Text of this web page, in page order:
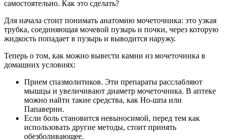
самостоятельно. Как это сделать?
Для начала стоит понимать анатомию мочеточника: это узкая
трубка, соединяющая мочевой пузырь и почки, через которую
жидкость попадает в пузырь и выводится наружу.
Теперь о том, как можно вывести камни из мочеточника в
домашних условиях:
Прием спазмолитиков. Эти препараты расслабляют
мышцы и увеличивают диаметр мочеточника. В аптеке
можно найти такие средства, как Но-шпа или
Папаверин.
Если боль становится невыносимой, перед тем как
использовать другие методы, стоит принять
обезболивающее.